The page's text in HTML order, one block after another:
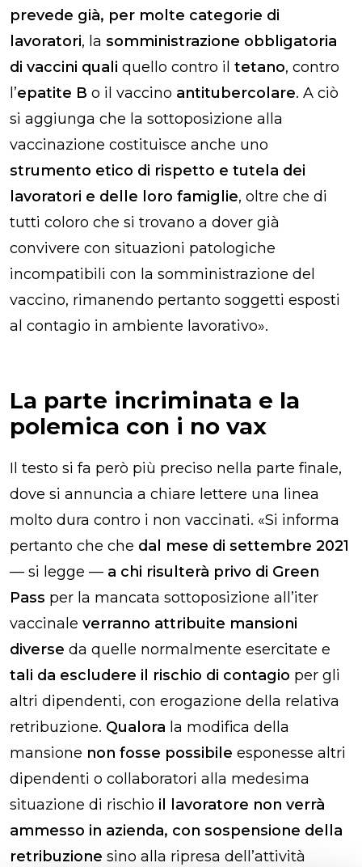
prevede già, per molte categorie di
lavoratori, la somministrazione obbligatoria
di vaccini quali quello contro il tetano, contro
l’epatite B o il vaccino antitubercolare. A ciò
si aggiunga che la sottoposizione alla
vaccinazione costituisce anche uno
strumento etico di rispetto e tutela dei
lavoratori e delle loro famiglie, oltre che di
tutti coloro che si trovano a dover già
convivere con situazioni patologiche
incompatibili con la somministrazione del
vaccino, rimanendo pertanto soggetti esposti
al contagio in ambiente lavorativo».
La parte incriminata e la
polemica con i no vax
Il testo si fa però più preciso nella parte finale,
dove si annuncia a chiare lettere una linea
molto dura contro i non vaccinati. «Si informa
pertanto che che dal mese di settembre 2021
— si legge — a chi risulterà privo di Green
Pass per la mancata sottoposizione all’iter
vaccinale verranno attribuite mansioni
diverse da quelle normalmente esercitate e
tali da escludere il rischio di contagio per gli
altri dipendenti, con erogazione della relativa
retribuzione. Qualora la modifica della
mansione non fosse possibile esponesse altri
dipendenti o collaboratori alla medesima
situazione di rischio il lavoratore non verrà
ammesso in azienda, con sospensione della
retribuzione sino alla ripresa dell’attività